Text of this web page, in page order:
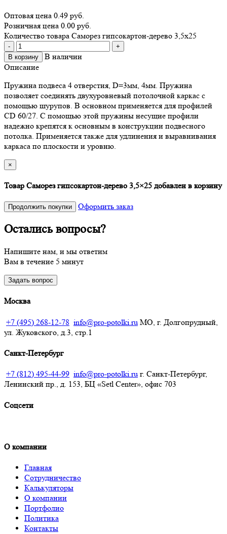
Оптовая цена 0.49 руб.
Розничная цена 0.00 руб.
Количество товара Саморез гипсокартон-дерево 3,5x25
-
+
В корзину
В наличии
Описание
Пружина подвеса 4 отверстия, D=3мм, 4мм. Пружина
позволяет соединять двухуровневый потолочной каркас с
помощью шурупов. В основном применяется для профилей
CD 60/27. С помощью этой пружины несущие профили
надежно крепятся к основным в конструкции подвесного
потолка. Применяется также для удлинения и выравнивания
каркаса по плоскости и уровню.
×
Товар Саморез гипсокартон-дерево 3,5×25 добавлен в корзину
Продолжить покупки Оформить заказ
Остались вопросы?
Напишите нам, и мы ответим
Вам в течение 5 минут
Задать вопрос
Москва
+7 (495) 268-12-78 info@pro-potolki.ru МО, г. Долгопрудный,
ул. Жуковского, д.3, стр.1
Санкт-Петербург
+7 (812) 495-44-99 info@pro-potolki.ru г. Санкт-Петербург,
Ленинский пр., д. 153, БЦ «Setl Center», офис 703
Соцсети
О компании
Главная
Сотрудничество
Калькуляторы
О компании
Портфолио
Политика
Контакты